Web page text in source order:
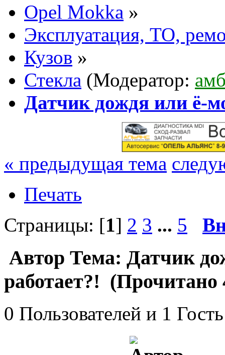
Opel Mokka »
Эксплуатация, ТО,
Кузов »
Стекла (Модератор:
Датчик дождя или ё-
« предыдущая тема
Печать
Страницы: [1] 2 3 ... 5
Автор Тема: Датчик
работает?! (Прочитано
0 Пользователей и 1